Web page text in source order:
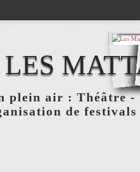
LES
plein air : Théâtre
de